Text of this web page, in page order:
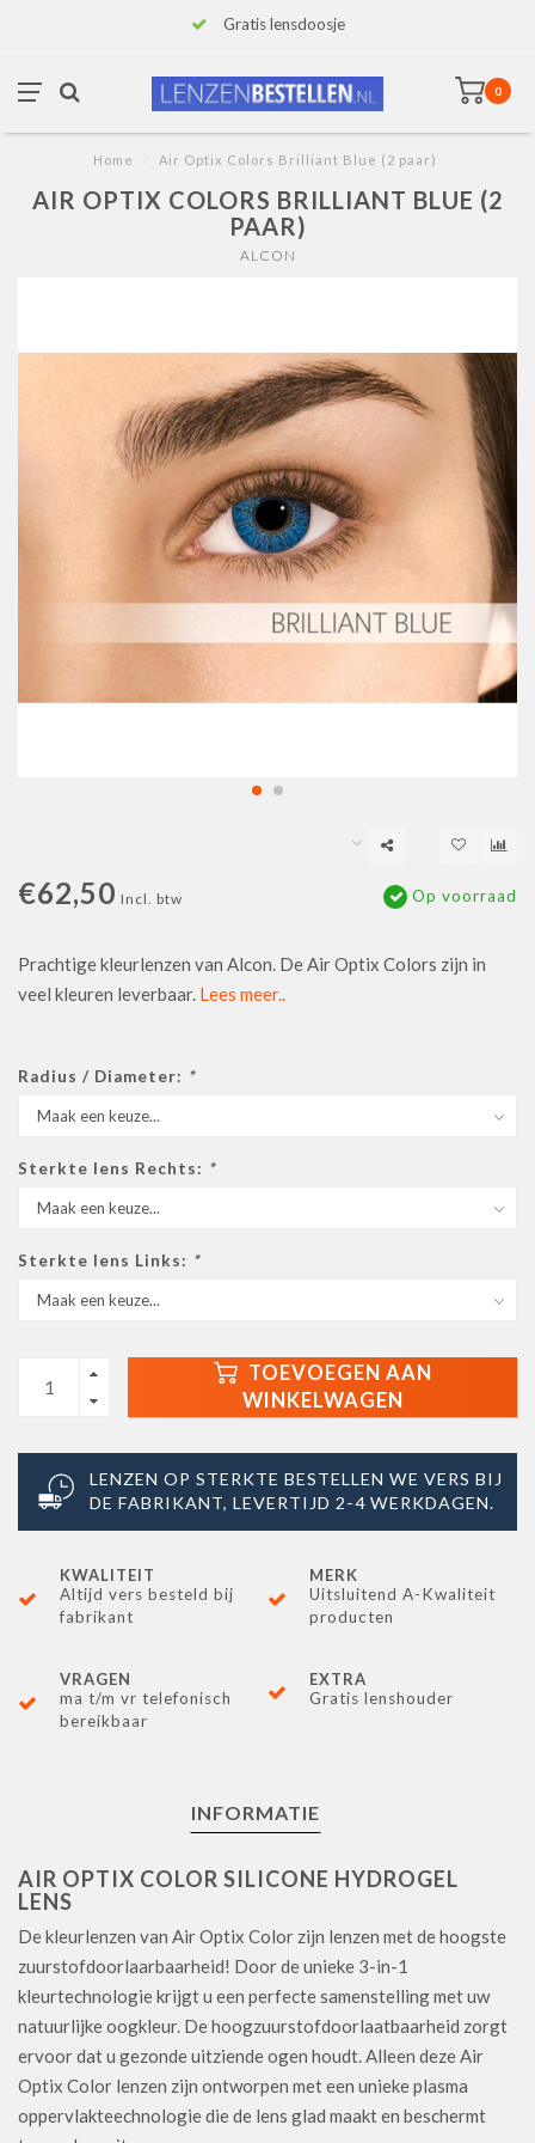
Gratis lensdoosje
0
Home Air Optix Colors Brilliant Blue (2 paar)
AIR OPTIX COLORS BRILLIANT BLUE (2
PAAR)
ALCON
€62,50 Incl. btw Op voorraad
Prachtige kleurlenzen van Alcon. De Air Optix Colors zijn in
veel kleuren leverbaar. Lees meer..
Radius / Diameter: *
Sterkte lens Rechts: *
Sterkte lens Links: *
TOEVOEGEN AAN
WINKELWAGEN
LENZEN OP STERKTE BESTELLEN WE VERS BIJ
DE FABRIKANT, LEVERTIJD 2-4 WERKDAGEN.
KWALITEIT
Altijd vers besteld bij
fabrikant
MERK
Uitsluitend A-Kwaliteit
producten
VRAGEN
ma t/m vr telefonisch
bereikbaar
EXTRA
Gratis lenshouder
INFORMATIE
AIR OPTIX COLOR SILICONE HYDROGEL
LENS
De kleurlenzen van Air Optix Color zijn lenzen met de hoogste
zuurstofdoorlaarbaarheid! Door de unieke 3-in-1
kleurtechnologie krijgt u een perfecte samenstelling met uw
natuurlijke oogkleur. De hoogzuurstofdoorlaatbaarheid zorgt
ervoor dat u gezonde uitziende ogen houdt. Alleen deze Air
Optix Color lenzen zijn ontworpen met een unieke plasma
oppervlakteechnologie die de lens glad maakt en beschermt